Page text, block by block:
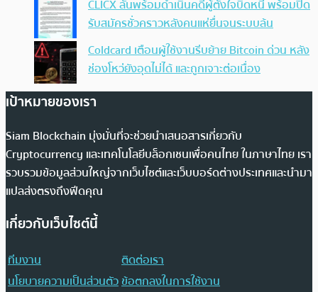
CLICX ลั่นพร้อมดำเนินคดีผู้ตั้งใจบิดหนี้ พร้อมปิด
รับสมัครชั่วคราวหลังคนแห่ยื่นจนระบบล้น
Coldcard เตือนผู้ใช้งานรีบย้าย Bitcoin ด่วน หลัง
ช่องโหว่ยังอุดไม่ได้ และถูกเจาะต่อเนื่อง
เป้าหมายของเรา
Siam Blockchain มุ่งมั่นที่จะช่วยนำเสนอสารเกี่ยวกับ
Cryptocurrency และเทคโนโลยีบล็อกเชนเพื่อคนไทย ในภาษาไทย เรา
รวบรวมข้อมูลส่วนใหญ่จากเว็บไซต์และเว็บบอร์ดต่างประเทศและนำมา
แปลส่งตรงถึงฟีดคุณ
เกี่ยวกับเว็บไซต์นี้
ทีมงาน
ติดต่อเรา
นโยบายความเป็นส่วนตัวข้อตกลงในการใช้งาน